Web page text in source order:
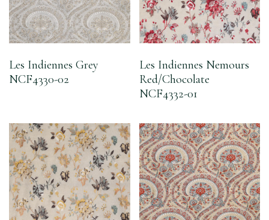
Les Indiennes Grey
NCF4330-02
Les Indiennes Nemours
Red/Chocolate
NCF4332-01